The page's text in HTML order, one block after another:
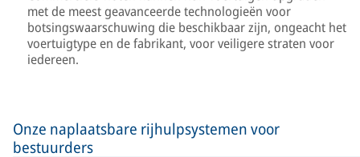
met de meest geavanceerde technologieën voor
botsingswaarschuwing die beschikbaar zijn, ongeacht het
voertuigtype en de fabrikant, voor veiligere straten voor
iedereen.
Onze naplaatsbare rijhulpsystemen voor
bestuurders